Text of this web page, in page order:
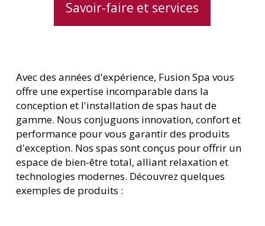
Savoir-faire et services
Avec des années d'expérience, Fusion Spa vous
offre une expertise incomparable dans la
conception et l'installation de spas haut de
gamme. Nous conjuguons innovation, confort et
performance pour vous garantir des produits
d'exception. Nos spas sont conçus pour offrir un
espace de bien-être total, alliant relaxation et
technologies modernes. Découvrez quelques
exemples de produits :